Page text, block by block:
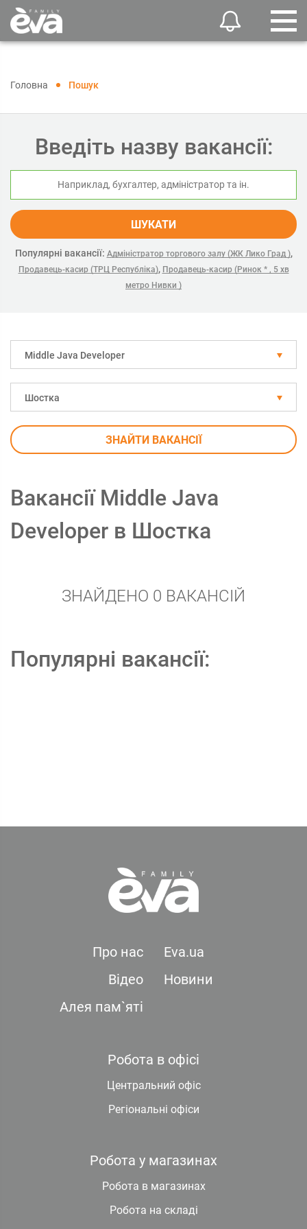
Головна Пошук
Введіть назву вакансії:
ШУКАТИ
Популярні вакансії: Адміністратор торгового залу (ЖК Лико Град ),
Продавець-касир (ТРЦ Республіка), Продавець-касир (Ринок * , 5 хв
метро Нивки )
Middle Java Developer
Шостка
ЗНАЙТИ ВАКАНСІЇ
Вакансії Middle Java
Developer в Шостка
ЗНАЙДЕНО 0 ВАКАНСІЙ
Популярні вакансії:
Про нас
Eva.ua
Відео
Новини
Алея пам`яті
Робота в офісі
Центральний офіс
Регіональні офіси
Робота у магазинах
Робота в магазинах
Робота на складі